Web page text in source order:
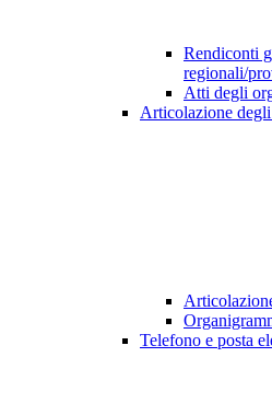
Rendiconti
regionali/
Atti degli
Articolazione
Telefono e posta